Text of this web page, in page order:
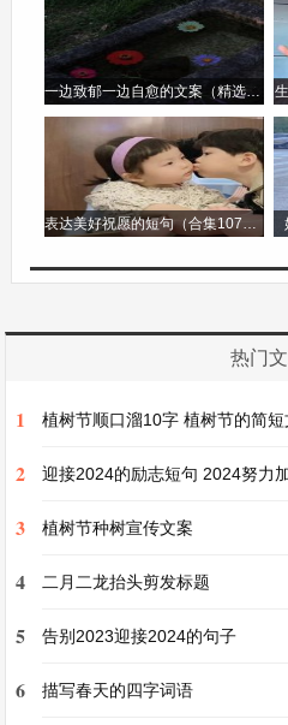
人。
我们一起上学、一起放学
小美是个文艺骨干，她唱
文艺活动都少不了她的身
唱比赛，小美代表我们
赛，每天放学后都刻苦练
音和音调。比赛那天，
如天籁之音，赢得了台下
无比骄傲和自豪。
在公园里看到一只受伤的
捧在手里，小心翼翼地查
料下，小鸟的伤很快就好
一边致郁一边自愈的文案（精选96句）
表达美好祝愿的短句（合集107句）
热门
1 植树节顺口溜10字 植树节的简短
2 迎接2024的励志短句 2024努力
3 植树节种树宣传文案
4 二月二龙抬头剪发标题
5 告别2023迎接2024的句子
6 描写春天的四字词语